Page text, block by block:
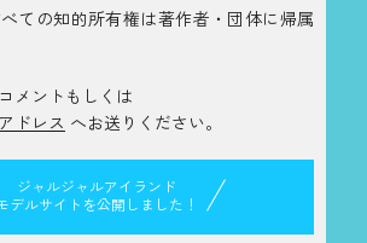
ての知的所有権は著作者・団体に帰属
メントもしくは
ドレス へお送りください。
ジャルジャルアイランド
デルサイトを公開しました！